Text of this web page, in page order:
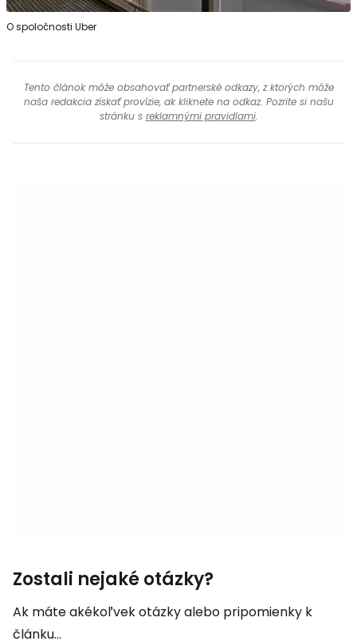
O spoločnosti Uber
Tento článok môže obsahovať partnerské odkazy, z ktorých môže
naša redakcia získať provízie, ak kliknete na odkaz. Pozrite si našu
stránku s reklamnými pravidlami.
Zostali nejaké otázky?
Ak máte akékoľvek otázky alebo pripomienky k
článku...